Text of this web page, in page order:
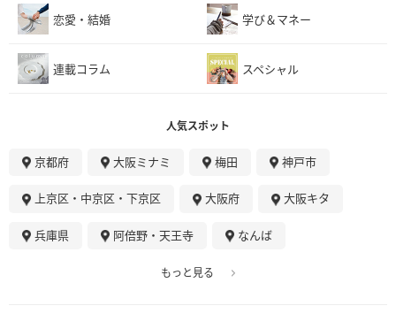
恋愛・結婚 学び＆マネー
連載コラム スペシャル
人気スポット
京都府 大阪ミナミ 梅田 神戸市
上京区・中京区・下京区 大阪府 大阪キタ
兵庫県 阿倍野・天王寺 なんば
もっと見る